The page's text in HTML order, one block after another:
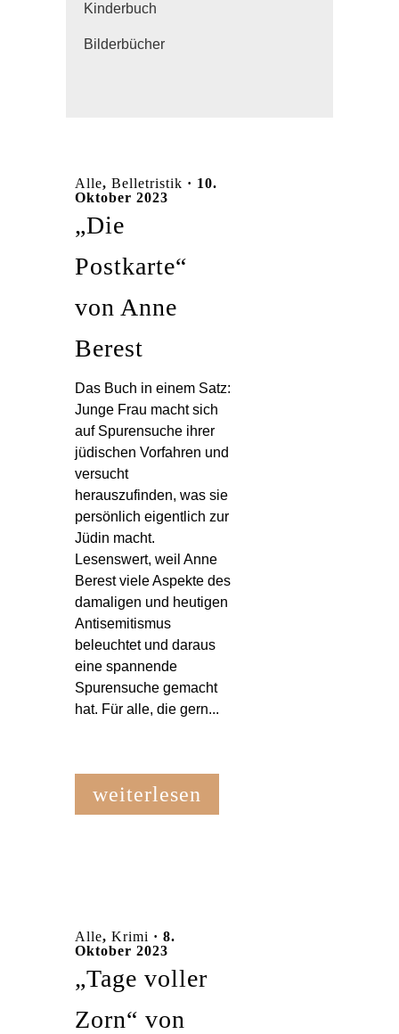
Kinderbuch
Bilderbücher
Alle, Belletristik · 10.
Oktober 2023
„Die
Postkarte“
von Anne
Berest
Das Buch in einem Satz:
Junge Frau macht sich
auf Spurensuche ihrer
jüdischen Vorfahren und
versucht
herauszufinden, was sie
persönlich eigentlich zur
Jüdin macht.
Lesenswert, weil Anne
Berest viele Aspekte des
damaligen und heutigen
Antisemitismus
beleuchtet und daraus
eine spannende
Spurensuche gemacht
hat. Für alle, die gern...
weiterlesen
Alle, Krimi · 8.
Oktober 2023
„Tage voller
Zorn“ von